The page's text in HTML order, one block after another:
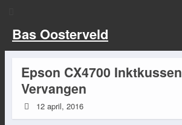
Bas Oosterveld
Epson CX4700 Inktkussen
Vervangen
12 april, 2016